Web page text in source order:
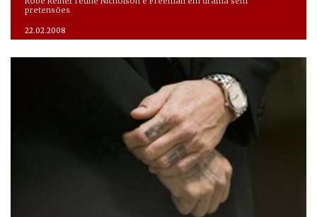
pretensões
22.02.2008